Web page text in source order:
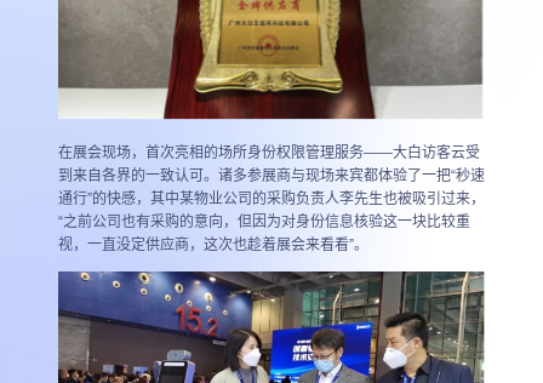
在展会现场，首次亮相的场所身份权限管理服务——大白访客云受
到来自各界的一致认可。诸多参展商与现场来宾都体验了一把“秒速
通行”的快感，其中某物业公司的采购负责人李先生也被吸引过来，
“之前公司也有采购的意向，但因为对身份信息核验这一块比较重
视，一直没定供应商，这次也趁着展会来看看”。